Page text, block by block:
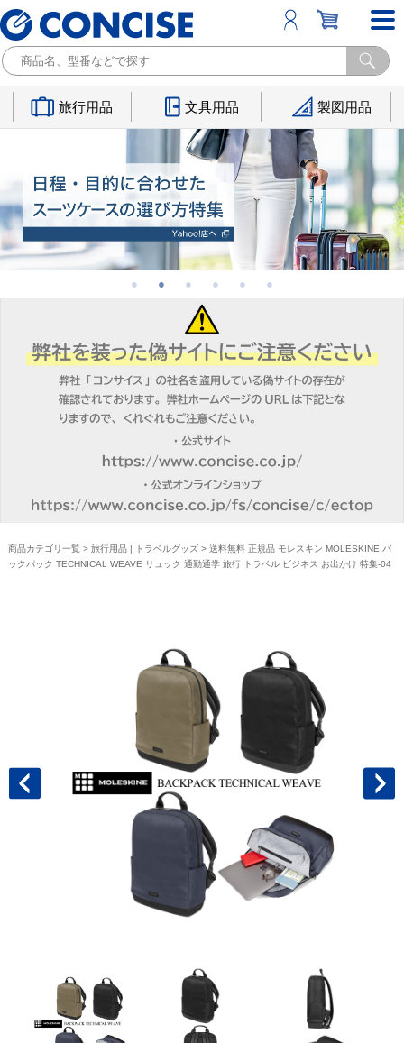
旅行用品 文具用品 製図用品
商品カテゴリ一覧 > 旅行用品 | トラベルグッズ> 送料無料 正規品 モレスキン MOLESKINE バ
ックパック TECHNICAL WEAVE リュック 通勤通学 旅行 トラベル ビジネス お出かけ 特集-04